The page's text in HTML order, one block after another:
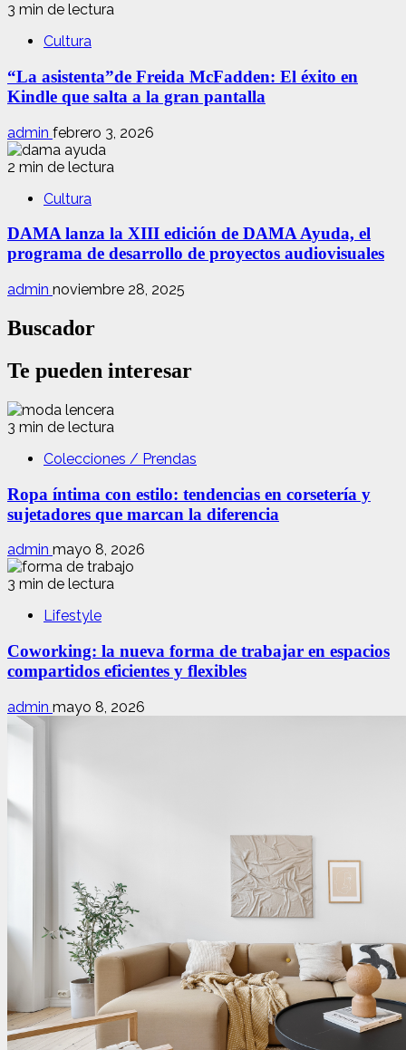
3 min de lectura
Cultura
“La asistenta”de Freida McFadden: El éxito en
Kindle que salta a la gran pantalla
admin febrero 3, 2026
2 min de lectura
Cultura
DAMA lanza la XIII edición de DAMA Ayuda, el
programa de desarrollo de proyectos audiovisuales
admin noviembre 28, 2025
Buscador
Te pueden interesar
3 min de lectura
Colecciones / Prendas
Ropa íntima con estilo: tendencias en corsetería y
sujetadores que marcan la diferencia
admin mayo 8, 2026
3 min de lectura
Lifestyle
Coworking: la nueva forma de trabajar en espacios
compartidos eficientes y flexibles
admin mayo 8, 2026